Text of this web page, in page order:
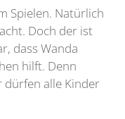
Spielen. Natürlich
Doch der ist
dass Wanda
hilft. Denn
dürfen alle Kinder